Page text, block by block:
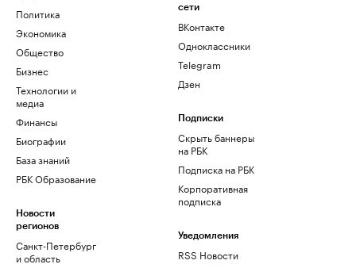
Политика
Экономика
Общество
Бизнес
Технологии и
медиа
Финансы
Биографии
База знаний
РБК Образование
Новости
регионов
Санкт-Петербург
и область
сети
ВКонтакте
Одноклассники
Telegram
Дзен
Подписки
Скрыть баннеры
на РБК
Подписка на РБК
Корпоративная
подписка
Уведомления
RSS Новости